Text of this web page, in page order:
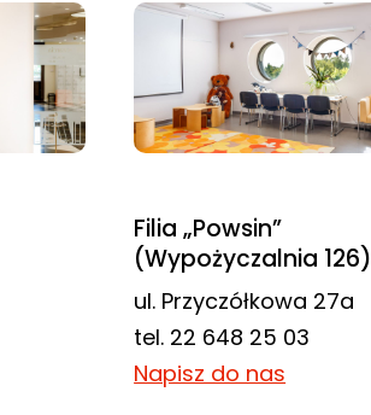
Filia „Powsin”
(Wypożyczalnia 126)
ul. Przyczółkowa 27a
tel. 22 648 25 03
Napisz do nas